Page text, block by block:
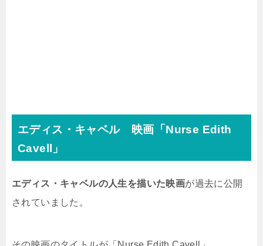
エディス・キャベル 映画「Nurse Edith
Cavell」
エディス・キャベルの人生を描いた映画が過去に公開
されていました。